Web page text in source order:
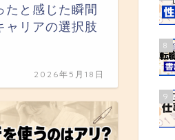
たと感じた瞬間
ャリアの選択肢
2026年5月18日
8
9